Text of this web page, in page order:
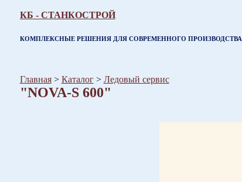
КБ - СТАНКОСТРОЙ
КОМПЛЕКСНЫЕ РЕШЕНИЯ ДЛЯ СОВРЕМЕННОГО ПРОИЗВОДСТВА
Главная> Каталог> Ледовый сервис
"NOVA-S 600"